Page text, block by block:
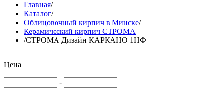
Главная/
Каталог/
Облицовочный кирпич в Минске/
Керамический кирпич СТРОМА
/СТРОМА Дизайн КАРКАНО 1НФ
Цена
-